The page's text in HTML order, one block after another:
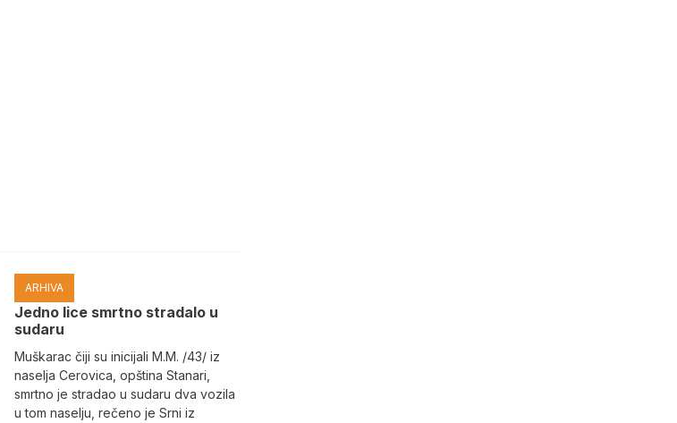
ARHIVA
Јedno lice smrtno stradalo u
sudaru
Muškarac čiji su inicijali M.M. /43/ iz
naselja Cerovica, opština Stanari,
smrtno je stradao u sudaru dva vozila
u tom naselju, rečeno je Srni iz